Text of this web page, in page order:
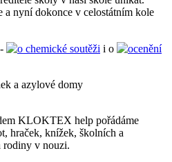
a nyní dokonce v celostátním kole
o chemické soutěži i o
ocenění
a azylové domy
KLOKTEX help pořádáme
hraček, knížek, školních a
rodiny v nouzi.